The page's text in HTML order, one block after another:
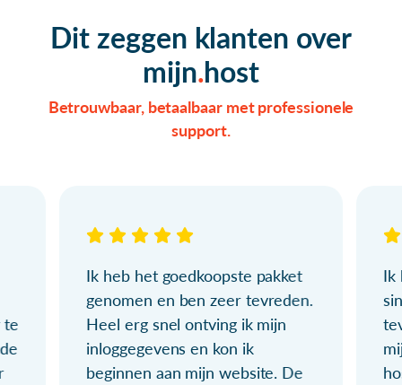
Dit zeggen klanten over
mijn host
Betrouwbaar, betaalbaar met professionele
support.
te
Ik heb het goedkoopste pakket
genomen en ben zeer tevreden.
Heel erg snel ontving ik mijn
inloggegevens en kon ik
beginnen aan mijn website. De
Ik